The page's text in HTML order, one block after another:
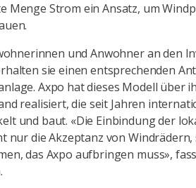
Menge Strom ein Ansatz, um
und Anwohner an den
sie einen entsprechenden
Axpo hat dieses Modell über
realisiert, die seit Jahren
und baut. «Die Einbindung der
nur die Akzeptanz von
das Axpo aufbringen muss»,